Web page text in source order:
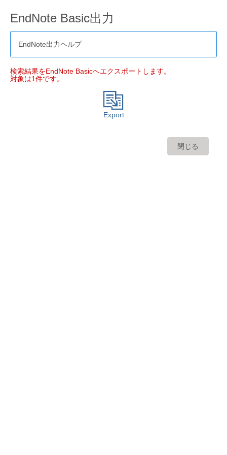
EndNote Basic出力
EndNote出力ヘルプ
検索結果をEndNote Basicへエクスポートします。
対象は1件です。
Export